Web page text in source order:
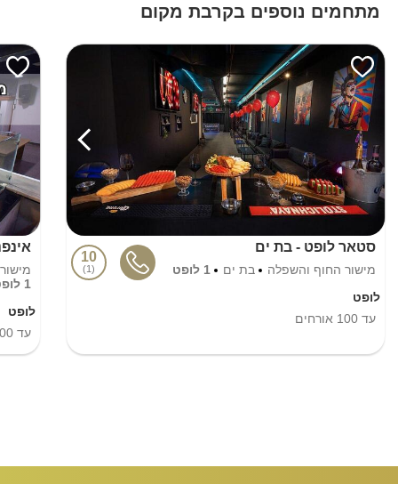
מתחמים נוספים בקרבת מקום
סטאר לופט - בת ים
מישור החוף והשפלה בת ים 1 לופט
10
1
לופט
עד 100 אורחים
1 לופט
לופט
עד